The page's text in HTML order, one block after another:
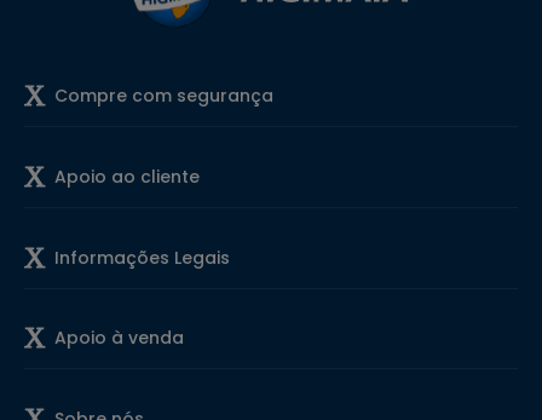
Compre com segurança
Apoio ao cliente
Informações Legais
Apoio à venda